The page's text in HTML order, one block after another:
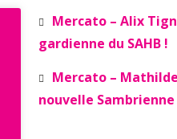
Mercato – Alix
gardienne du SAHB !
Mercato –
nouvelle Sambrienne